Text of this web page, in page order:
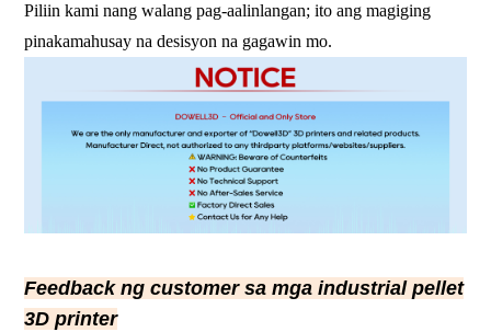
Piliin kami nang walang pag-aalinlangan; ito ang magiging
pinakamahusay na desisyon na gagawin mo.
Feedback ng customer sa mga industrial pellet
3D printer